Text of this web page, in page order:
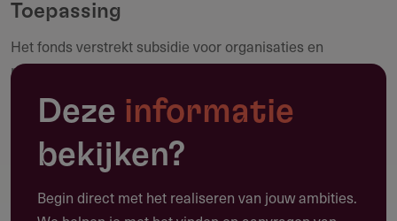
Toepassing
Het fonds verstrekt subsidie voor organisaties en
projecten gericht op het algemeen belang, de
gezondheidszorg, hulp in gebieden met acute zorgnood en
ondersteuning van wetenschappelijk onderzoek.
Algemeen Belang
Het fonds verstrekt subsidies aan activiteiten die in het
Maak een notitie
Deze informatie
bekijken?
Begin direct met het realiseren van jouw ambities.